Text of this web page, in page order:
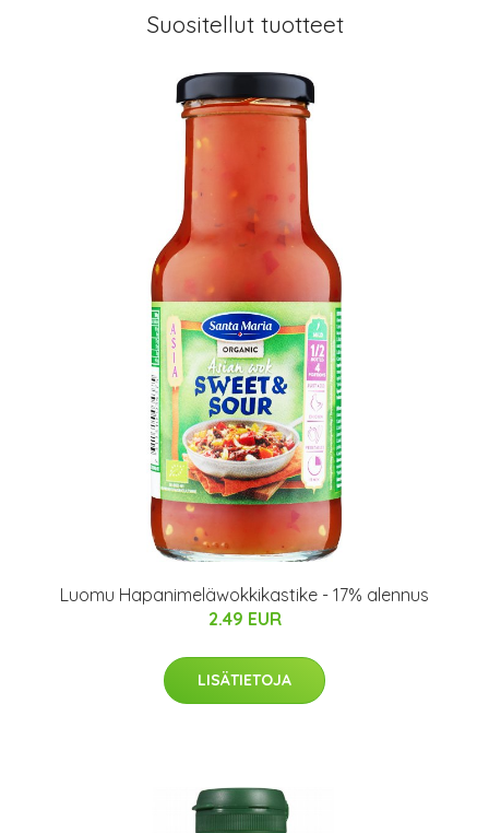
Suositellut tuotteet
Luomu Hapanimeläwokkikastike - 17% alennus
2.49 EUR
LISÄTIETOJA